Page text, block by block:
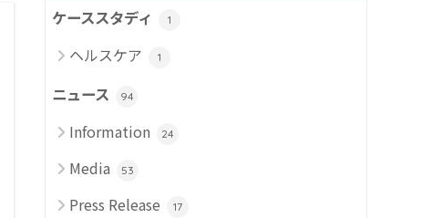
ケーススタディ 1
ヘルスケア 1
ニュース 94
Information 24
Media 53
Press Release 17